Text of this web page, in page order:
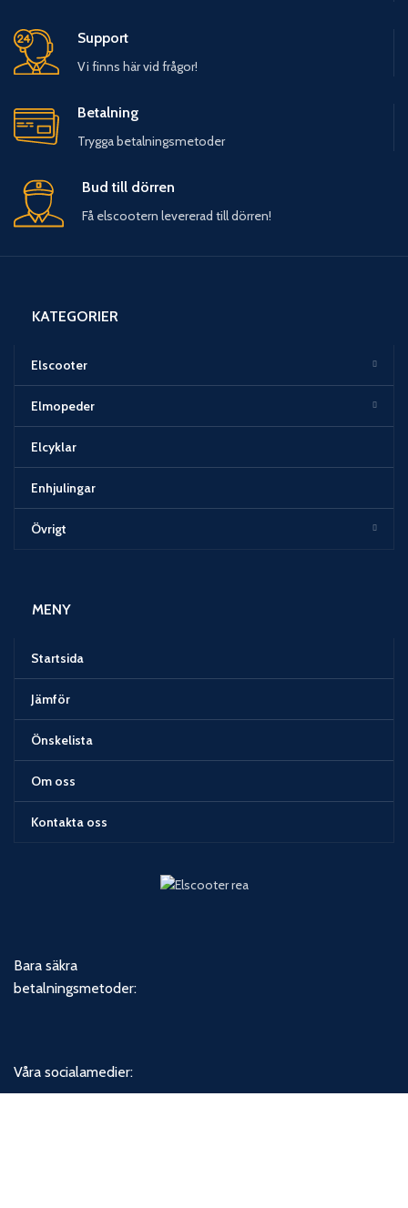
Support
Vi finns här vid frågor!
Betalning
Trygga betalningsmetoder
Bud till dörren
Få elscootern levererad till dörren!
KATEGORIER
Elscooter
Elmopeder
Elcyklar
Enhjulingar
Övrigt
MENY
Startsida
Jämför
Önskelista
Om oss
Kontakta oss
Bara säkra
betalningsmetoder:
Våra socialamedier: